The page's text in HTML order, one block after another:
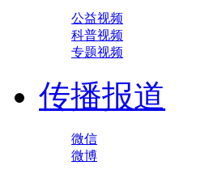
公益视频
科普视频
专题视频
传播报道
微信
微博